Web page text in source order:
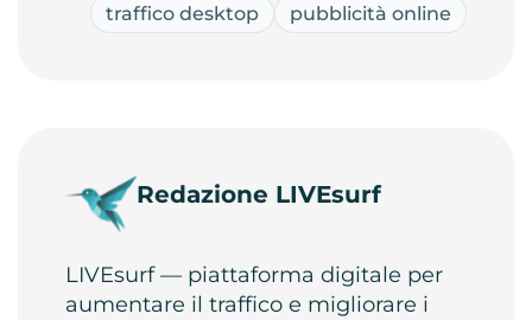
traffico desktop
pubblicità online
Redazione LIVEsurf
LIVEsurf — piattaforma digitale per
aumentare il traffico e migliorare i